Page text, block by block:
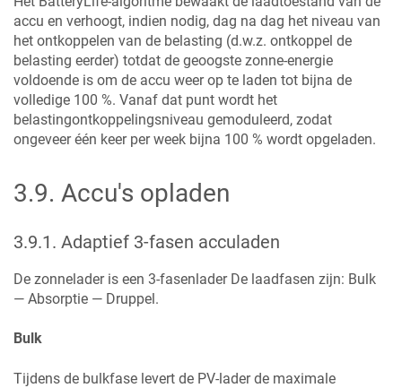
accu en verhoogt, indien nodig, dag na dag het niveau van
het ontkoppelen van de belasting (d.w.z. ontkoppel de
belasting eerder) totdat de geoogste zonne-energie
voldoende is om de accu weer op te laden tot bijna de
volledige 100 %. Vanaf dat punt wordt het
belastingontkoppelingsniveau gemoduleerd, zodat
ongeveer één keer per week bijna 100 % wordt opgeladen.
3.9. Accu's opladen
3.9.1 . Adaptief 3-fasen acculaden
De zonnelader is een 3-fasenlader De laadfasen zijn: Bulk
— Absorptie — Druppel.
Bulk
Tijdens de bulkfase levert de PV-lader de maximale